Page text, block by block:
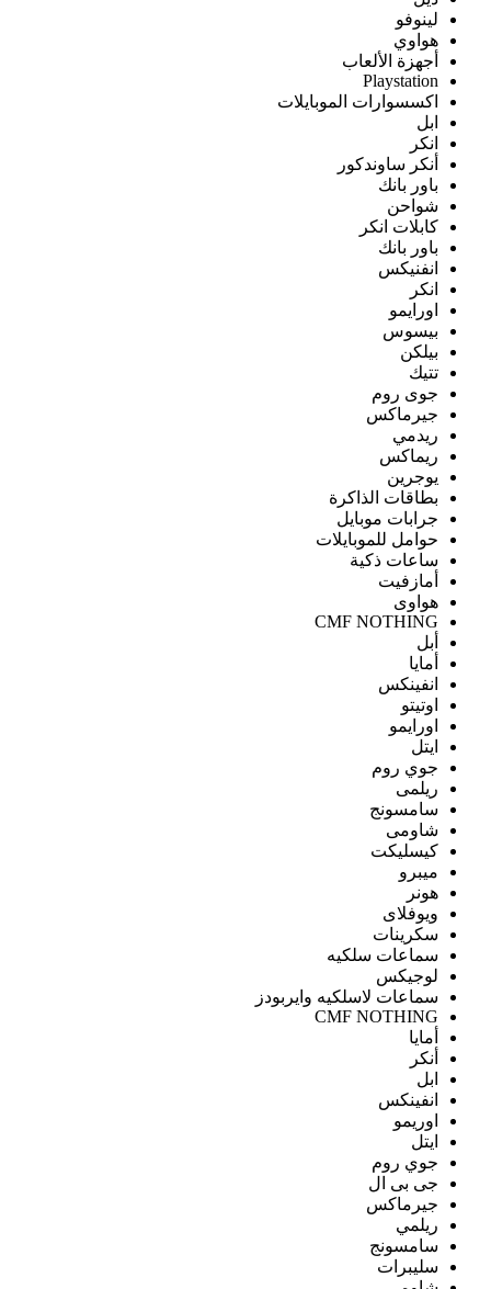
لينوفو
هواوي
أجهزة الألعاب
Playstation
اكسسوارات الموبايلات
ابل
انكر
أنكر ساوندكور
باور بانك
شواحن
كابلات انكر
باور بانك
انفنيكس
انكر
اورايمو
بيسوس
بيلكن
تتيك
جوى روم
جيرماكس
ريدمي
ريماكس
يوجرين
بطاقات الذاكرة
جرابات موبايل
حوامل للموبايلات
ساعات ذكية
أمازفيت
هواوى
CMF NOTHING
أبل
أمايا
انفينكس
اوتيتو
اورايمو
ايتل
جوي روم
ريلمى
سامسونج
شاومى
كيسليكت
ميبرو
هونر
ويوفلاى
سكرينات
سماعات سلكيه
لوجيكس
سماعات لاسلكيه وايربودز
CMF NOTHING
أمايا
أنكر
ابل
انفينكس
اوريمو
ايتل
جوي روم
جى بى ال
جيرماكس
ريلمي
سامسونج
سليبرات